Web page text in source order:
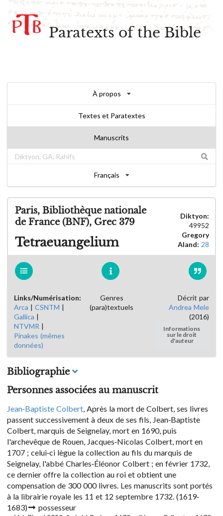
Paratexts of the Bible
À propos
Textes et Paratextes
Manuscrits
Français
Paris, Bibliothèque nationale
de France (BNF), Grec 379
Tetraeuangelium
Diktyon:
49952
Gregory
Aland: 28
Links/Numérisation:
Arca | CSNTM |
Gallica |
NTVMR |
Pinakes (mêmes
données)
Genres
(para)textuels
Décrit par
Andrea Mele
(2016)
Informations
sur le droit
d'auteur
Bibliographie
Personnes associées au manuscrit
Jean-Baptiste Colbert, Après la mort de Colbert, ses livres
passent successivement à deux de ses fils, Jean-Baptiste
Colbert, marquis de Seignelay, mort en 1690, puis
l'archevêque de Rouen, Jacques-Nicolas Colbert, mort en
1707 ; celui-ci lègue la collection au fils du marquis de
Seignelay, l'abbé Charles-Éléonor Colbert ; en février 1732,
ce dernier offre la collection au roi et obtient une
compensation de 300 000 livres. Les manuscrits sont portés
à la librairie royale les 11 et 12 septembre 1732.(1619-
1683)
possesseur